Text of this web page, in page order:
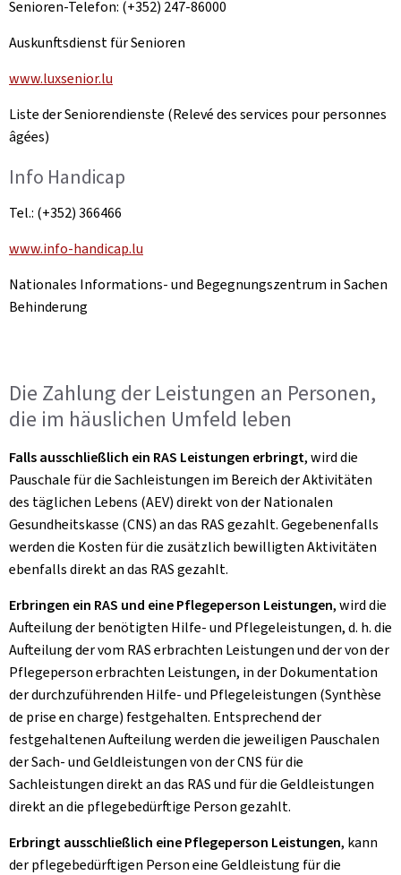
Senioren-Telefon: (+352) 247-86000
Auskunftsdienst für Senioren
www.luxsenior.lu
Liste der Seniorendienste (Relevé des services pour personnes
âgées)
Info Handicap
Tel.: (+352) 366466
www.info-handicap.lu
Nationales Informations- und Begegnungszentrum in Sachen
Behinderung
Die Zahlung der Leistungen an Personen,
die im häuslichen Umfeld leben
Falls ausschließlich ein RAS Leistungen erbringt, wird die
Pauschale für die Sachleistungen im Bereich der Aktivitäten
des täglichen Lebens (AEV) direkt von der Nationalen
Gesundheitskasse (CNS) an das RAS gezahlt. Gegebenenfalls
werden die Kosten für die zusätzlich bewilligten Aktivitäten
ebenfalls direkt an das RAS gezahlt.
Erbringen ein RAS und eine Pflegeperson Leistungen, wird die
Aufteilung der benötigten Hilfe- und Pflegeleistungen, d. h. die
Aufteilung der vom RAS erbrachten Leistungen und der von der
Pflegeperson erbrachten Leistungen, in der Dokumentation
der durchzuführenden Hilfe- und Pflegeleistungen (Synthèse
de prise en charge) festgehalten. Entsprechend der
festgehaltenen Aufteilung werden die jeweiligen Pauschalen
der Sach- und Geldleistungen von der CNS für die
Sachleistungen direkt an das RAS und für die Geldleistungen
direkt an die pflegebedürftige Person gezahlt.
Erbringt ausschließlich eine Pflegeperson Leistungen, kann
der pflegebedürftigen Person eine Geldleistung für die